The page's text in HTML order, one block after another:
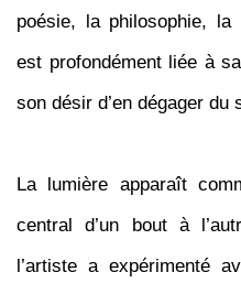
poésie, la philosophie,
est profondément liée à
son désir d’en dégager du
La lumière apparaît
central d’un bout à
l’artiste a expérimenté